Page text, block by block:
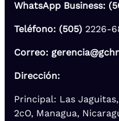
WhatsApp Business:
Teléfono: (505) 2226-
Correo:
Dirección:
Principal: Las
2cO, Managua,